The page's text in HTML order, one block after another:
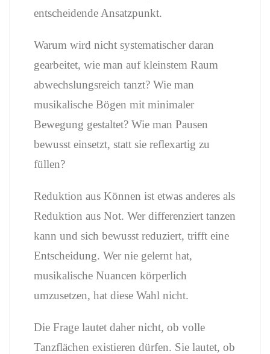
entscheidende Ansatzpunkt.
Warum wird nicht systematischer daran
gearbeitet, wie man auf kleinstem Raum
abwechslungsreich tanzt? Wie man
musikalische Bögen mit minimaler
Bewegung gestaltet? Wie man Pausen
bewusst einsetzt, statt sie reflexartig zu
füllen?
Reduktion aus Können ist etwas anderes als
Reduktion aus Not. Wer differenziert tanzen
kann und sich bewusst reduziert, trifft eine
Entscheidung. Wer nie gelernt hat,
musikalische Nuancen körperlich
umzusetzen, hat diese Wahl nicht.
Die Frage lautet daher nicht, ob volle
Tanzflächen existieren dürfen. Sie lautet, ob